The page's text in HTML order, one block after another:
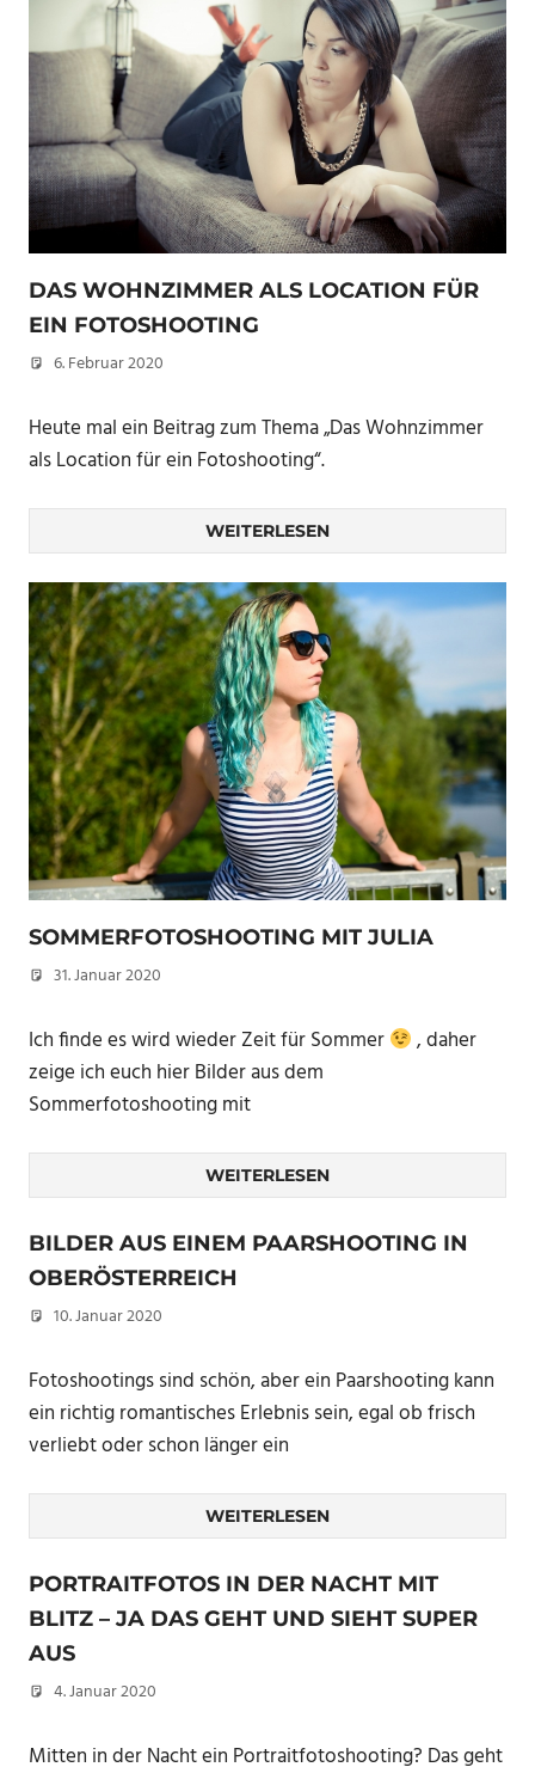
DAS WOHNZIMMER ALS LOCATION FÜR
EIN FOTOSHOOTING
6. Februar 2020
Heute mal ein Beitrag zum Thema „Das Wohnzimmer
als Location für ein Fotoshooting“.
WEITERLESEN
SOMMERFOTOSHOOTING MIT JULIA
31. Januar 2020
Ich finde es wird wieder Zeit für Sommer
, daher
zeige ich euch hier Bilder aus dem
Sommerfotoshooting mit
WEITERLESEN
BILDER AUS EINEM PAARSHOOTING IN
OBERÖSTERREICH
10. Januar 2020
Fotoshootings sind schön, aber ein Paarshooting kann
ein richtig romantisches Erlebnis sein, egal ob frisch
verliebt oder schon länger ein
WEITERLESEN
PORTRAITFOTOS IN DER NACHT MIT
BLITZ – JA DAS GEHT UND SIEHT SUPER
AUS
4. Januar 2020
Mitten in der Nacht ein Portraitfotoshooting? Das geht